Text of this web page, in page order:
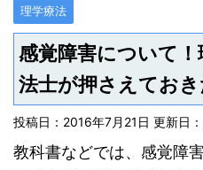
理学療法
感覚障害について
法士が押さえてお
投稿日：2016年7月21日 更新日：
教科書などでは、感覚障